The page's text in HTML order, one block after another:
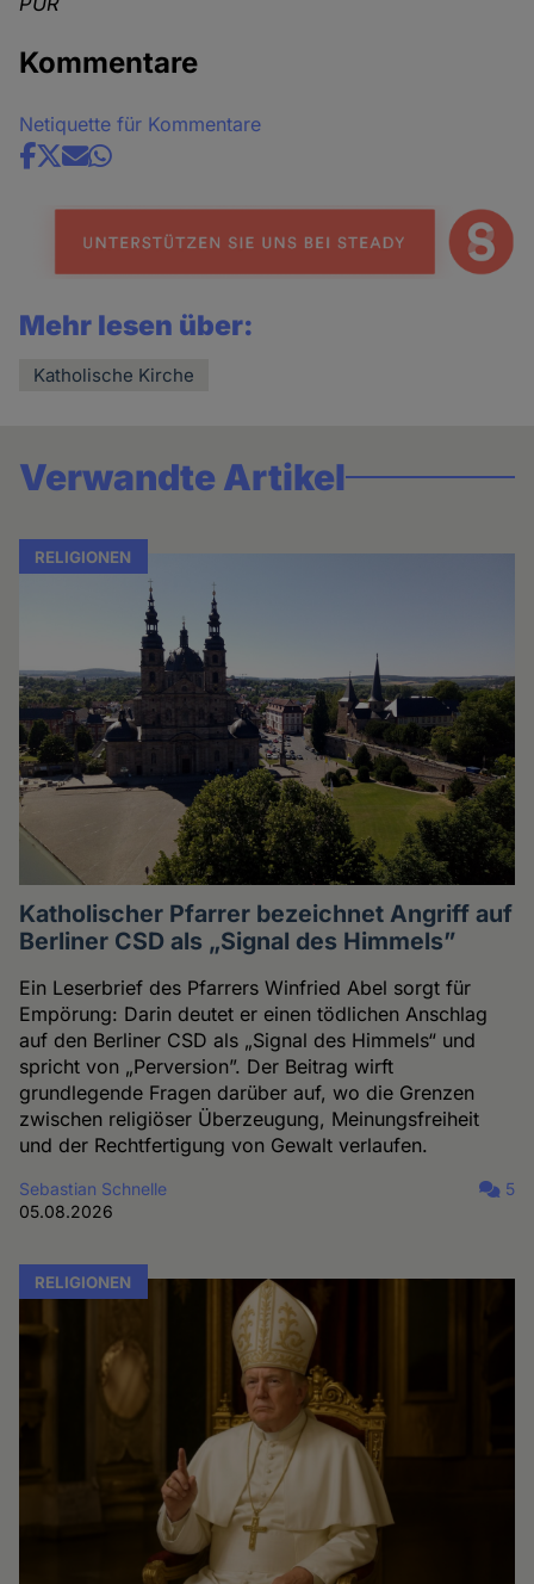
Kommentare
Netiquette für Kommentare
Share
news
Mehr lesen über:
Katholische Kirche
Verwandte Artikel
RELIGIONEN
Katholischer Pfarrer bezeichnet Angriff auf
Berliner CSD als „Signal des Himmels”
Ein Leserbrief des Pfarrers Winfried Abel sorgt für
Empörung: Darin deutet er einen tödlichen Anschlag
auf den Berliner CSD als „Signal des Himmels“ und
spricht von „Perversion”. Der Beitrag wirft
grundlegende Fragen darüber auf, wo die Grenzen
zwischen religiöser Überzeugung, Meinungsfreiheit
und der Rechtfertigung von Gewalt verlaufen.
Sebastian Schnelle
05.08.2026
5
RELIGIONEN